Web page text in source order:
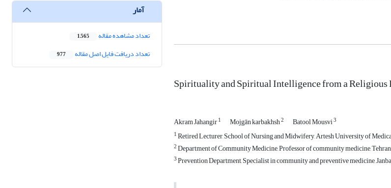
Spirituality and Spiritual Intelligence from a Religious
Akram Jahangir1 Mojgān karbakhsh2 Batool Mousvi3
1Retired Lecturer, School of Nursing and Midwifery, Artesh University of
2Department of Community Medicine, Professor of community medicine,
3Prevention Department, Specialist in community and preventive medicine,
آمار
تعداد مشاهده مقاله 1,565
تعداد دریافت فایل اصل مقاله 977